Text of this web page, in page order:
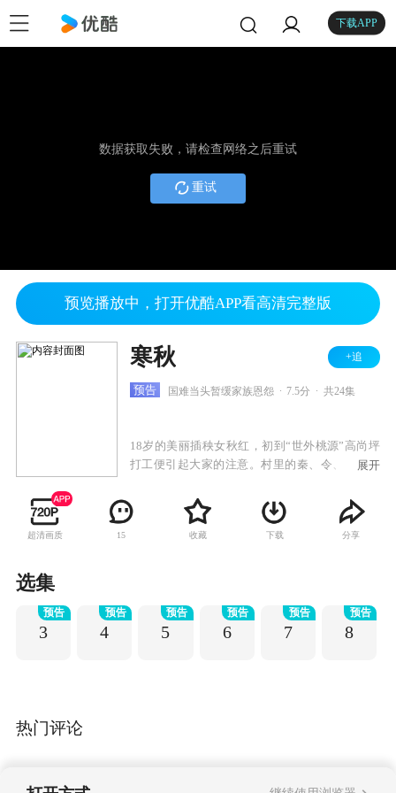
下载APP
数据获取失败，请检查网络之后重试
重试
预览播放中，打开优酷APP看高清完整版
寒秋 +追
预告 国难当头暂缓家族恩怨 7.5分 共24集
18岁的美丽插秧女秋红，初到“世外桃源”高尚坪
打工便引起大家的注意。村里的秦、令、黄三大
争愈演愈烈。日本鬼子进村后，在国仇家恨面
前，三大家族选择了联手共同抗日，并最终毁村
杀鬼子，使日本鬼子在熊熊大火中化为灰烬。抗
展开
超清画质 15 收藏 下载 分享
选集
3
预告
4
预告
5
预告
6
预告
7
预告
8
预告
热门评论